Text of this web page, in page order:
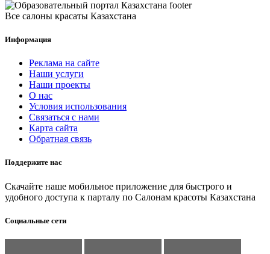
Все салоны красаты Казахстана
Информация
Реклама на сайте
Наши услуги
Наши проекты
О нас
Условия использования
Связаться с нами
Карта сайта
Обратная связь
Поддержите нас
Скачайте наше мобильное приложение для быстрого и
удобного доступа к парталу по Салонам красоты Казахстана
Социальные сети